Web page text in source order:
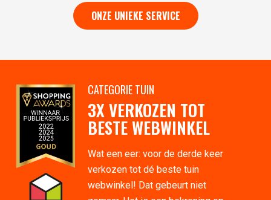
ONZE UNIEKE SERVICE
CATEGORIE TUIN
3X VERKOZEN TOT
BESTE WEBWINKEL
Wat een eer: voor de derde keer
verkozen tot dé beste tuin
webwinkel! Dat gebeurt niet